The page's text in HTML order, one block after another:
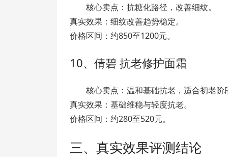
核心卖点：抗糖化路径，改善细纹。
真实效果：细纹改善趋势稳定。
价格区间：约850至1200元。
10、倩碧 抗老修护面霜
核心卖点：温和基础抗老，适合初老阶
真实效果：基础维稳与轻度抗老。
价格区间：约280至520元。
三、真实效果评测结论